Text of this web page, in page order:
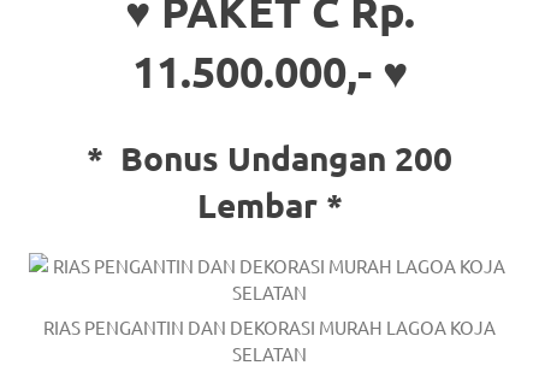
replica
watches.
11.500.000,- ♥
* Bonus Undangan 200
Lembar *
RIAS PENGANTIN DAN DEKORASI MURAH LAGOA KOJA
SELATAN